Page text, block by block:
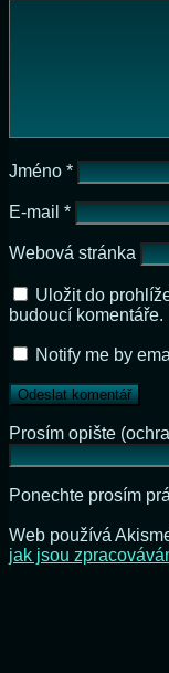
Jméno *
E-mail *
Webová stránka
Uložit do
budoucí komentáře.
Notify me by
Prosím opište
Ponechte prosím
Web používá
jak jsou